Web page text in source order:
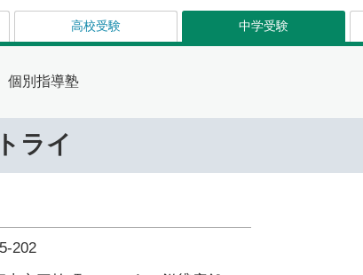
高校受験 中学受験
個別指導塾
ライ
202